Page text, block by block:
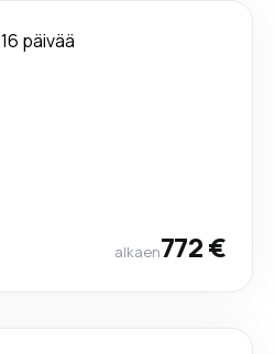
16 päivää
alkaen772 €